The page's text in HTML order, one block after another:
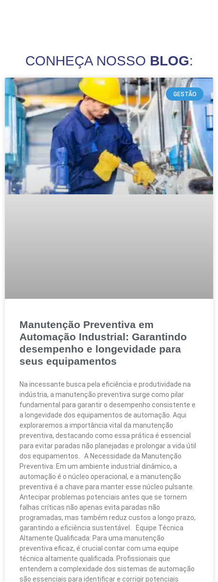
CONHEÇA NOSSO BLOG:
GESTÃO
Manutenção Preventiva em
Automação Industrial: Garantindo
desempenho e longevidade para
seus equipamentos
Na incessante busca pela eficiência e produtividade na
indústria, a manutenção preventiva surge como pilar
fundamental para garantir o desempenho consistente e
a longevidade dos equipamentos de automação. Aqui
exploraremos a importância vital da manutenção
preventiva, destacando como essa prática é essencial
para evitar paradas não planejadas e prolongar a vida útil
dos equipamentos. A Necessidade da Manutenção
Preventiva: Em um ambiente industrial dinâmico, a
automação é o núcleo operacional, e a manutenção
preventiva é a chave para manter esse núcleo pulsante.
Antecipar problemas potenciais antes que se tornem
falhas críticas não apenas evita paradas não
programadas, mas também reduz custos a longo prazo,
garantindo a eficiência sustentável. Equipe Técnica
Altamente Qualificada: Para uma manutenção
preventiva eficaz, é crucial contar com uma equipe
técnica altamente qualificada. Profissionais que
entendem a complexidade dos sistemas de automação
são essenciais para identificar e corrigir potenciais